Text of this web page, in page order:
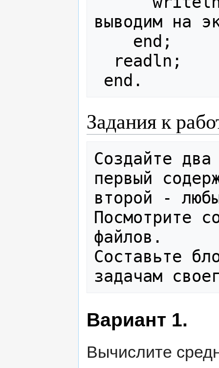
выводим на
Задания к
Создайте
первый
второй -
Посмотрите
файлов.
Составьте
Вариант 1.
Вычислите